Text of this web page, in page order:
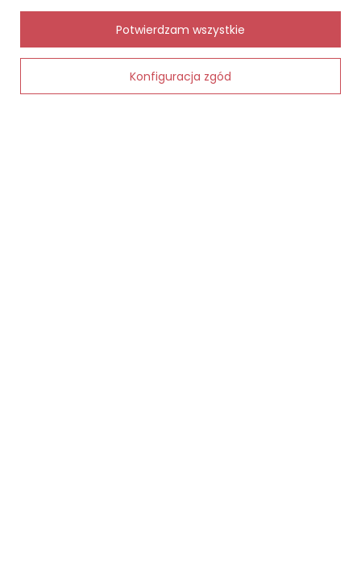
Dodaj do koszyka
Konfiguracja zgód
Potwierdzam wszystkie